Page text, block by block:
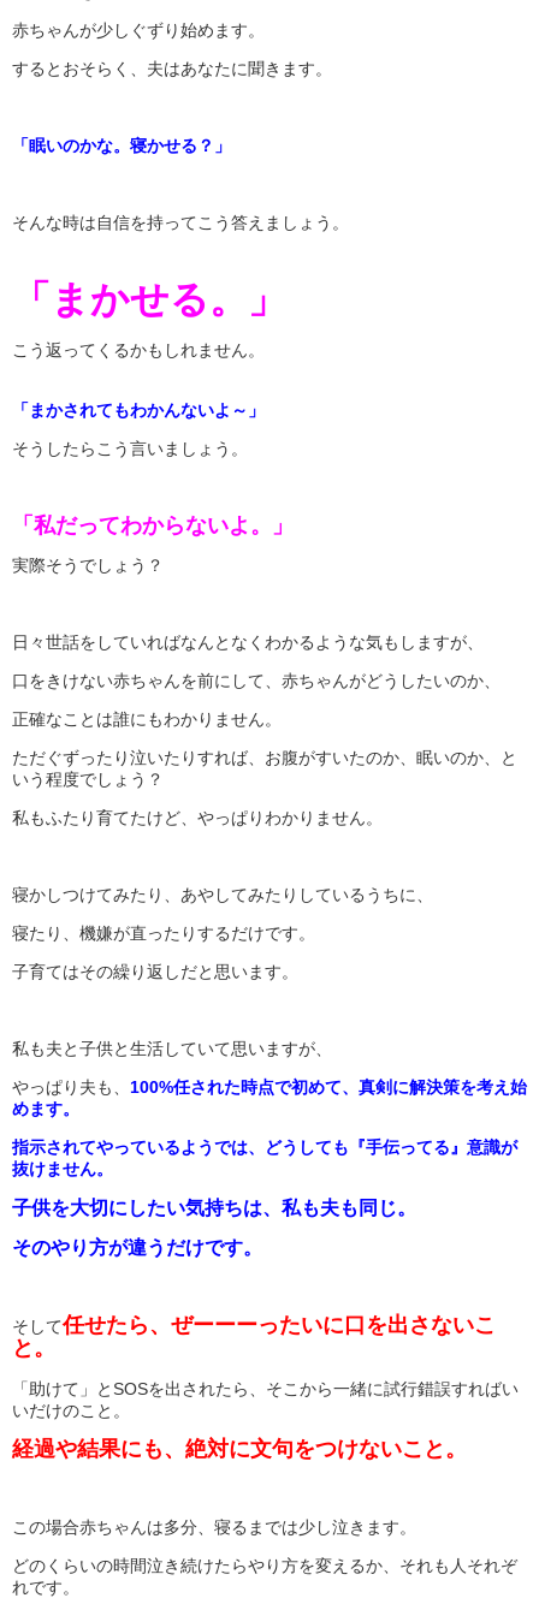
赤ちゃんが少しぐずり始めます。
するとおそらく、夫はあなたに聞きます。
「眠いのかな。寝かせる？」
そんな時は自信を持ってこう答えましょう。
「まかせる。」
こう返ってくるかもしれません。
「まかされてもわかんないよ～」
そうしたらこう言いましょう。
「私だってわからないよ。」
実際そうでしょう？
日々世話をしていればなんとなくわかるような気もしますが、
口をきけない赤ちゃんを前にして、赤ちゃんがどうしたいのか、
正確なことは誰にもわかりません。
ただぐずったり泣いたりすれば、お腹がすいたのか、眠いのか、と
いう程度でしょう？
私もふたり育てたけど、やっぱりわかりません。
寝かしつけてみたり、あやしてみたりしているうちに、
寝たり、機嫌が直ったりするだけです。
子育てはその繰り返しだと思います。
私も夫と子供と生活していて思いますが、
やっぱり夫も、 100%任された時点で初めて、真剣に解決策を考え始
めます。
指示されてやっているようでは、どうしても『手伝ってる』意識が
抜けません。
子供を大切にしたい気持ちは、私も夫も同じ。
そのやり方が違うだけです。
そして任せたら、ぜーーーったいに口を出さないこ
と。
「助けて」とSOSを出されたら、そこから一緒に試行錯誤すればい
いだけのこと。
経過や結果にも、絶対に文句をつけないこと。
この場合赤ちゃんは多分、寝るまでは少し泣きます。
どのくらいの時間泣き続けたらやり方を変えるか、それも人それぞ
れです。